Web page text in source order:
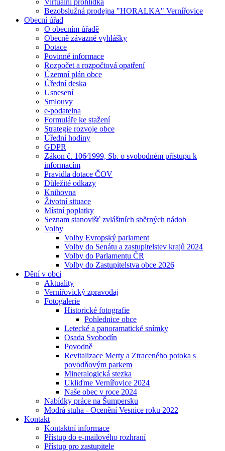
Virtuální prohlídka
Bezobslužná prodejna "HORALKA" Vernířovice
Obecní úřad
O obecním úřadě
Obecně závazné vyhlášky
Dotace
Povinné informace
Rozpočet a rozpočtová opatření
Územní plán obce
Úřední deska
Usnesení
Smlouvy
e-podatelna
Formuláře ke stažení
Strategie rozvoje obce
Úřední hodiny
GDPR
Zákon č. 106⁄1999, Sb. o svobodném přístupu k
informacím
Pravidla dotace ČOV
Důležité odkazy
Knihovna
Životní situace
Místní poplatky
Seznam stanovišť zvláštních sběrných nádob
Volby
Volby Evropský parlament
Volby do Senátu a zastupitelstev krajů 2024
Volby do Parlamentu ČR
Volby do Zastupitelstva obce 2026
Dění v obci
Aktuality
Vernířovický zpravodaj
Fotogalerie
Historické fotografie
Pohlednice obce
Letecké a panoramatické snímky
Osada Svobodín
Povodně
Revitalizace Merty a Ztraceného potoka s
povodňovým parkem
Mineralogická stezka
Ukliďme Vernířovice 2024
Naše obec v roce 2024
Nabídky práce na Šumpersku
Modrá stuha - Ocenění Vesnice roku 2022
Kontakt
Kontaktní informace
Přístup do e-mailového rozhraní
Přístup pro zastupitele